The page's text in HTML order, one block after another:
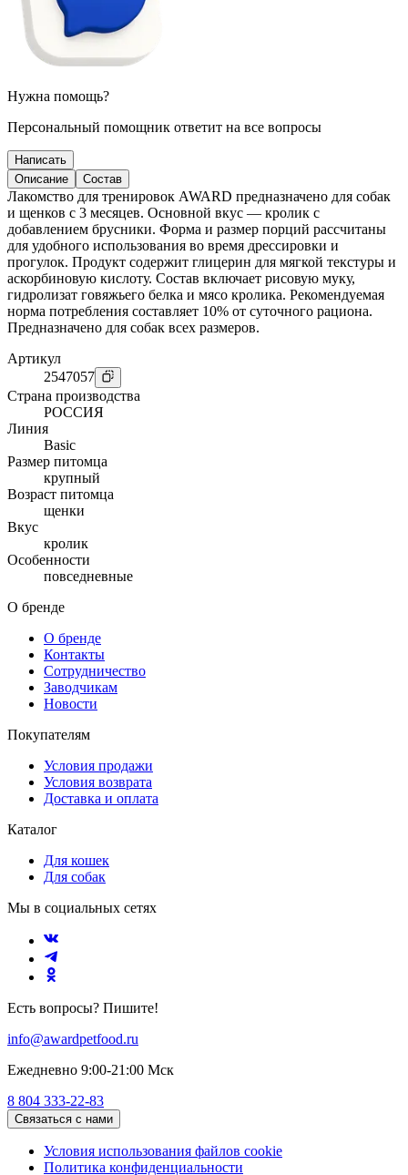
Нужна помощь?
Персональный помощник ответит на все вопросы
Написать
Описание
Состав
Лакомство для тренировок AWARD предназначено для собак
и щенков с 3 месяцев. Основной вкус — кролик с
добавлением брусники. Форма и размер порций рассчитаны
для удобного использования во время дрессировки и
прогулок. Продукт содержит глицерин для мягкой текстуры и
аскорбиновую кислоту. Состав включает рисовую муку,
гидролизат говяжьего белка и мясо кролика. Рекомендуемая
норма потребления составляет 10% от суточного рациона.
Предназначено для собак всех размеров.
Артикул
2547057
Страна производства
РОССИЯ
Линия
Basic
Размер питомца
крупный
Возраст питомца
щенки
Вкус
кролик
Особенности
повседневные
О бренде
О бренде
Контакты
Сотрудничество
Заводчикам
Новости
Покупателям
Условия продажи
Условия возврата
Доставка и оплата
Каталог
Для кошек
Для собак
Мы в социальных сетях
Есть вопросы? Пишите!
info@awardpetfood.ru
Ежедневно 9:00-21:00 Мск
8 804 333-22-83
Связаться с нами
Условия использования файлов cookie
Политика конфиденциальности